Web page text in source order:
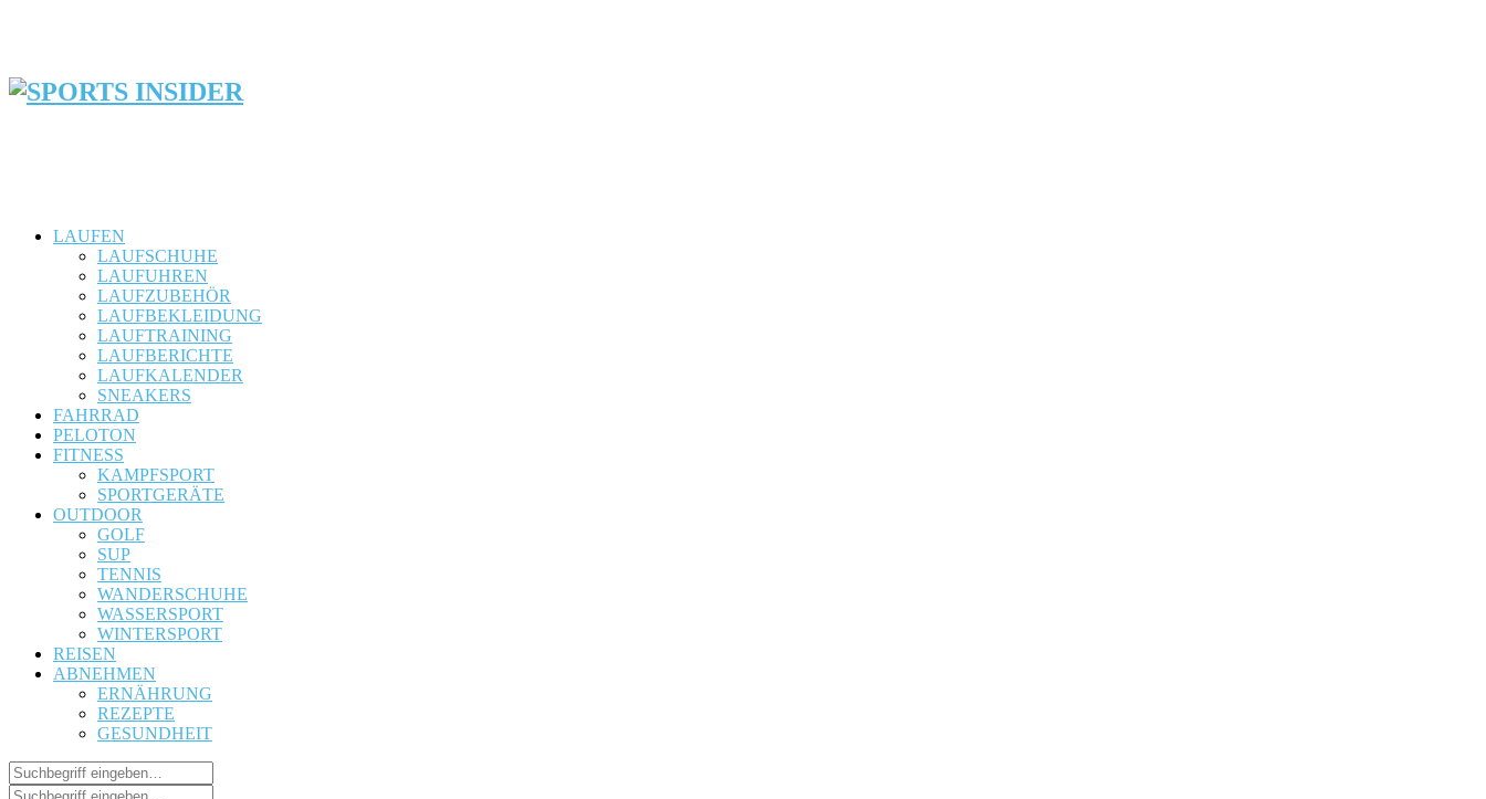
LAUFEN
LAUFSCHUHE
LAUFUHREN
LAUFZUBEHÖR
LAUFBEKLEIDUNG
LAUFTRAINING
LAUFBERICHTE
LAUFKALENDER
SNEAKERS
FAHRRAD
PELOTON
FITNESS
KAMPFSPORT
SPORTGERÄTE
OUTDOOR
GOLF
SUP
TENNIS
WANDERSCHUHE
WASSERSPORT
WINTERSPORT
REISEN
ABNEHMEN
ERNÄHRUNG
REZEPTE
GESUNDHEIT